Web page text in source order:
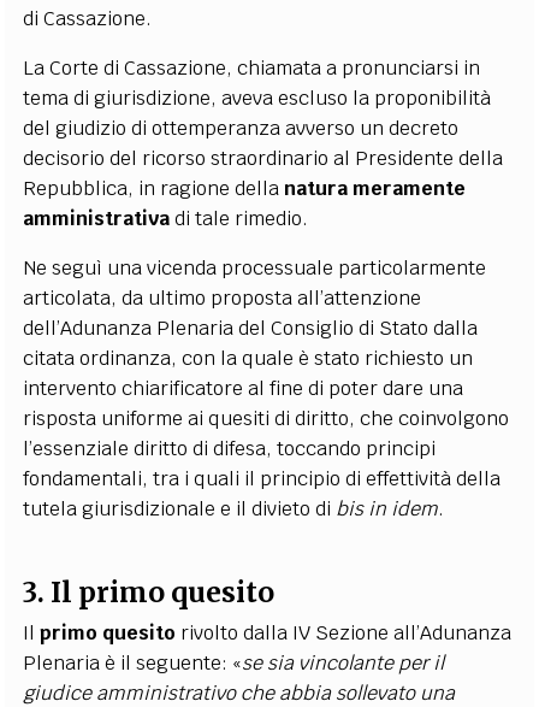
di Cassazione.
La Corte di Cassazione, chiamata a pronunciarsi in
tema di giurisdizione, aveva escluso la proponibilità
del giudizio di ottemperanza avverso un decreto
decisorio del ricorso straordinario al Presidente della
Repubblica, in ragione della natura meramente
amministrativadi tale rimedio.
Ne seguì una vicenda processuale particolarmente
articolata, da ultimo proposta all’attenzione
dell’Adunanza Plenaria del Consiglio di Stato dalla
citata ordinanza, con la quale è stato richiesto un
intervento chiarificatore al fine di poter dare una
risposta uniforme ai quesiti di diritto, che coinvolgono
l’essenziale diritto di difesa, toccando principi
fondamentali, tra i quali il principio di effettività della
tutela giurisdizionale e il divieto di bis in idem.
3. Il primo quesito
Ilprimo quesito rivolto dalla IV Sezione all’Adunanza
Plenaria è il seguente: «se sia vincolante per il
giudice amministrativo che abbia sollevato una